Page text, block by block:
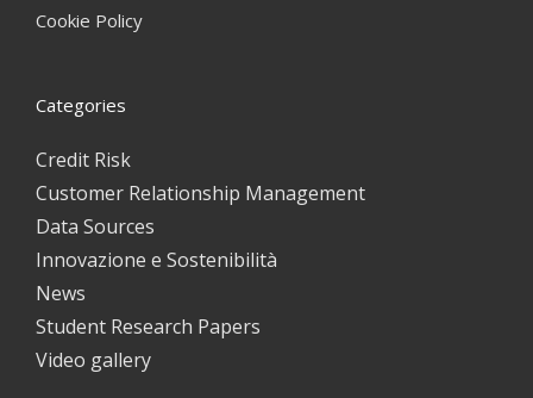
Cookie Policy
Categories
Credit Risk
Customer Relationship Management
Data Sources
Innovazione e Sostenibilità
News
Student Research Papers
Video gallery